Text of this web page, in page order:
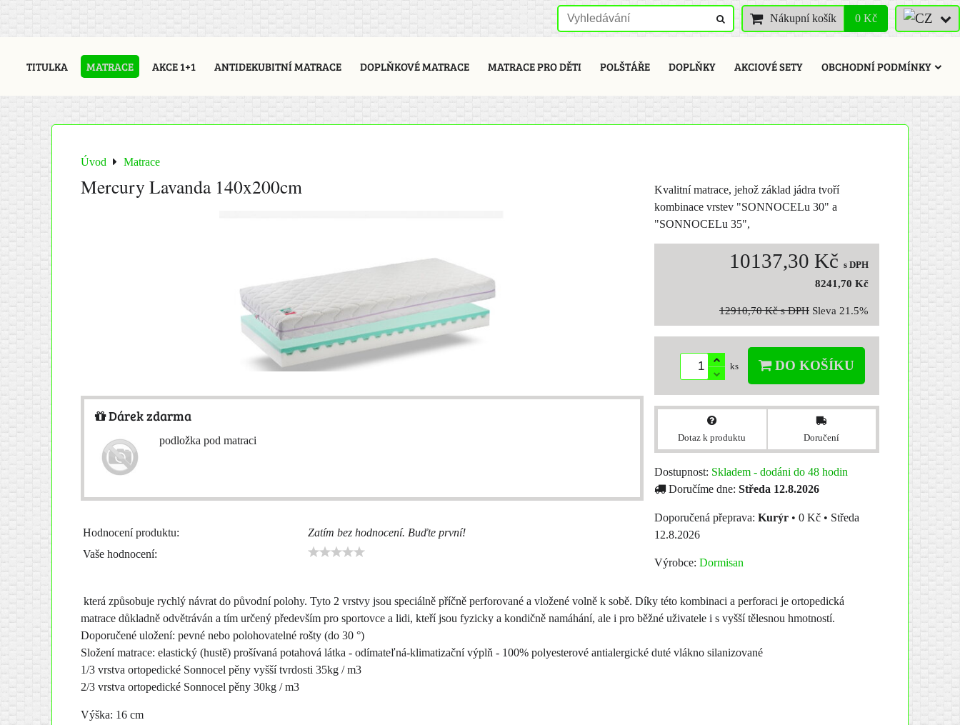
Nákupní košík 0 Kč
TITULKA MATRACE AKCE 1+1 ANTIDEKUBITNÍ MATRACE DOPLŇKOVÉ MATRACE MATRACE PRO DĚTI POLŠTÁŘE DOPLŇKY AKCIOVÉ SETY OBCHODNÍ PODMÍNKY
Úvod Matrace
Mercury Lavanda 140x200cm
Dárek zdarma
podložka pod matraci
Hodnocení produktu:
Zatím bez hodnocení. Buďte první!
Vaše hodnocení:
Kvalitní matrace, jehož základ jádra tvoří
kombinace vrstev "SONNOCELu 30" a
"SONNOCELu 35",
10137,30 Kč s DPH
8241,70 Kč
12910,70 Kč s DPH Sleva 21.5%
ks DO KOŠÍKU
Dotaz k produktu Doručení
Dostupnost: Skladem - dodáni do 48 hodin
Doručíme dne: Středa 12.8.2026
Kurýr • 0 Kč • Středa
12.8.2026
Výrobce: Dormisan
která způsobuje rychlý návrat do původní polohy. Tyto 2 vrstvy jsou speciálně příčně perforované a vložené volně k sobě. Díky této kombinaci a perforaci je ortopedická
matrace důkladně odvětráván a tím určený především pro sportovce a lidi, kteří jsou fyzicky a kondičně namáhání, ale i pro běžné uživatele i s vyšší tělesnou hmotností.
Doporučené uložení: pevné nebo polohovatelné rošty (do 30 °)
Složení matrace: elastický (hustě) prošívaná potahová látka - odímateľná-klimatizační výplň - 100% polyesterové antialergické duté vlákno silanizované
1/3 vrstva ortopedické Sonnocel pěny vyšší tvrdosti 35kg / m3
2/3 vrstva ortopedické Sonnocel pěny 30kg / m3
Výška: 16 cm